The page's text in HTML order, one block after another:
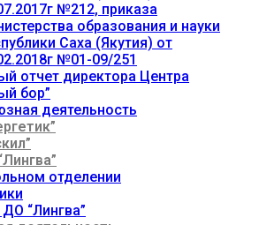
№212, приказа
образования и науки
Саха (Якутия) от
№01-09/251
отчет директора Центра
бор”
деятельность
отделении
“Лингва”